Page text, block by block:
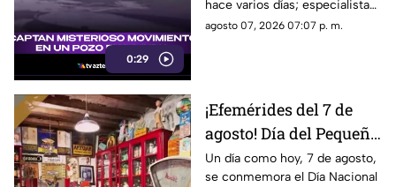
0:29
hace varios días; especialistas
ya investigan qué ocurre bajo
agosto 07, 2026 07:07 p. m.
¡Efemérides del 7 de
agosto! Día del Pequeño
Comerciante
Un día como hoy, 7 de agosto,
se conmemora el Día Nacional